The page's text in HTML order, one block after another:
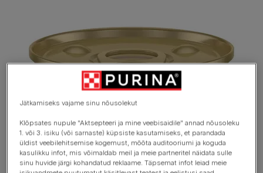
Jätkamiseks vajame sinu nõusolekut
Klõpsates nupule "Aktsepteeri ja mine veebisaidile" annad nõusoleku
1. või 3. isiku (või sarnaste) küpsiste kasutamiseks, et parandada
üldist veebilehitsemise kogemust, mõõta auditooriumi ja koguda
kasulikku infot, mis võimaldab meil ja meie partneritel näidata sulle
sinu huvide järgi kohandatud reklaame. Täpsemat infot leiad meie